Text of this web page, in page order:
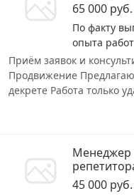
65 000 руб.
По факту
опыта
Приём заявок и
Продвижение
декрете Работа только
Менеджер
45 000 руб.